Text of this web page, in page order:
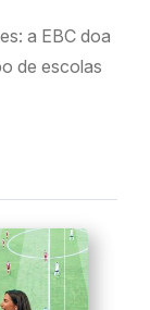
a EBC doa
de escolas